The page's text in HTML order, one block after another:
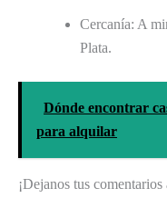
Cercanía: A
Plata.
Dónde encontrar
para alquilar
¡Dejanos tus